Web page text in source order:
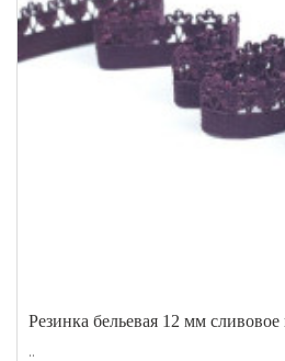
Резинка бельевая 12 мм
..